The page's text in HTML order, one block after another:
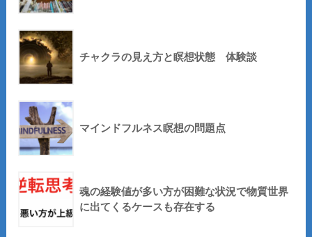
チャクラの見え方と瞑想状態 体験談
マインドフルネス瞑想の問題点
魂の経験値が多い方が困難な状況で物質世界
に出てくるケースも存在する